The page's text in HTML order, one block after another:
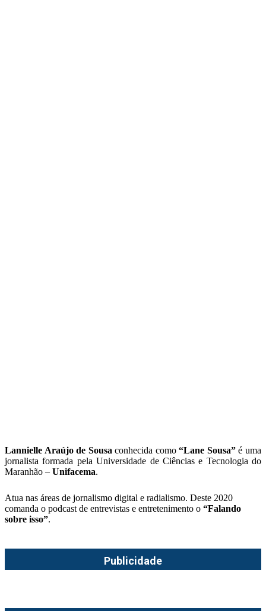
Lannielle Araújo de Sousa conhecida como“Lane Sousa”é uma
jornalista formada pela Universidade de Ciências e Tecnologia do
Maranhão – Unifacema.
Atua nas áreas de jornalismo digital e radialismo. Deste 2020
comanda o podcast de entrevistas e entretenimento o “Falando
sobre isso”.
Publicidade